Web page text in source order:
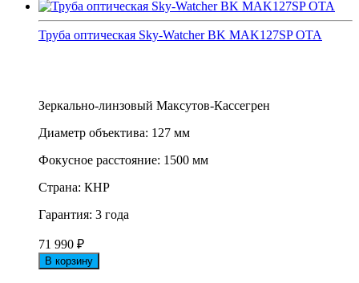
Труба оптическая Sky-Watcher BK MAK127SP OTA
Зеркально-линзовый Максутов-Кассегрен
Диаметр объектива: 127 мм
Фокусное расстояние: 1500 мм
Страна: КНР
Гарантия: 3 года
71 990 ₽
В корзину